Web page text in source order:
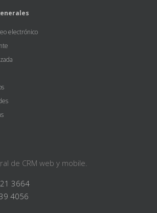
electrónico
de CRM web y mobile.
3664
4056